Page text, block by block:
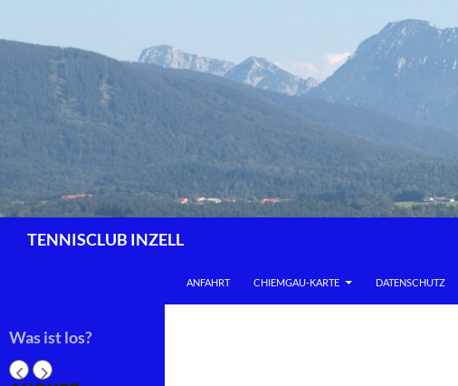
springen
TENNISCLUB INZELL
ANFAHRT CHIEMGAU-KARTE DATENSCHUTZ
Was ist los?